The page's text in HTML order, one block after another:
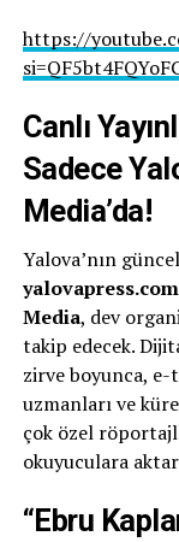
https://
Canlı
Sadece
Media’da!
Yalova’nın
yalovapress.com
Media, dev
takip edecek.
zirve boyunca,
uzmanları ve
çok özel
okuyuculara
“Ebru